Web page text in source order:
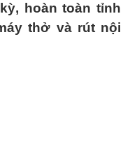
hoàn toàn tỉnh
thở và rút nội